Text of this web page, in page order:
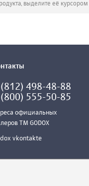
выделите её
498-48-88
555-50-85
официальных
ТМ GODOX
vkontakte